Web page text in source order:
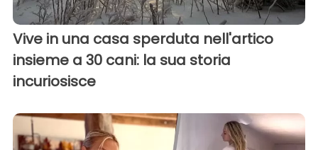
Vive in una casa sperduta nell'artico
insieme a 30 cani: la sua storia
incuriosisce